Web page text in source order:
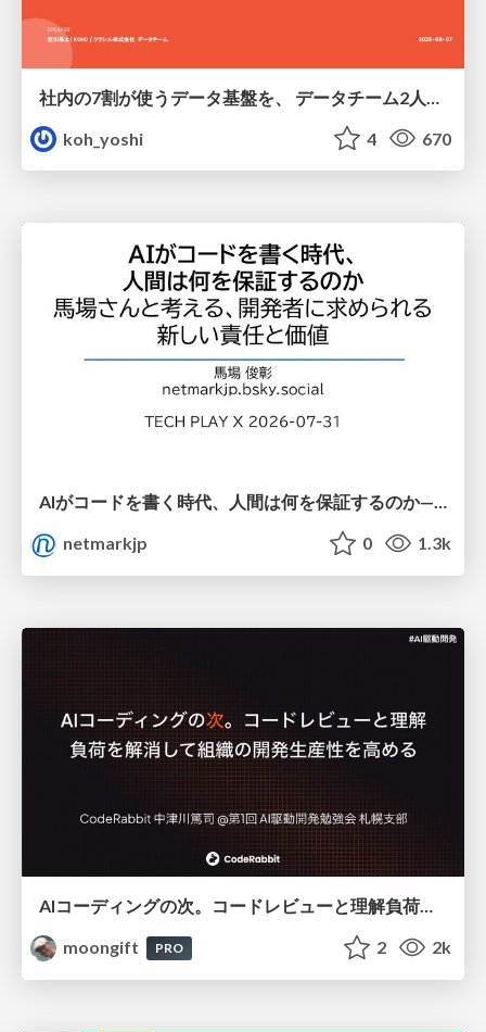
koh_yoshi
4 670
AIがコードを書く時代、人間は何を保証するのか———馬場さんと考える、開発者に求められる新しい責任と価値 - TECH PLAY
netmarkjp
0 1.3k
AIコーディングの次。コードレビューと理解負荷を解消して組織の開発生産性を高める
moongift
PRO 2 2k